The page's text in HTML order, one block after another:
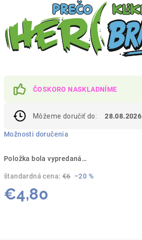
Položka bola vypredaná…
štandardná cena: €6 –20 %
€4,80
ČOSKORO NASKLADNÍME
Môžeme doručiť do: 28.08.2026
Možnosti doručenia